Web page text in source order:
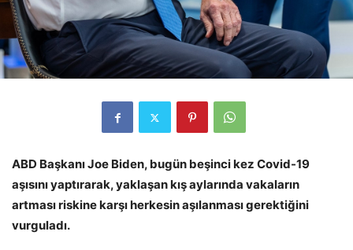
ABD Başkanı Joe Biden, bugün beşinci kez Covid-19
aşısını yaptırarak, yaklaşan kış aylarında vakaların
artması riskine karşı herkesin aşılanması gerektiğini
vurguladı.